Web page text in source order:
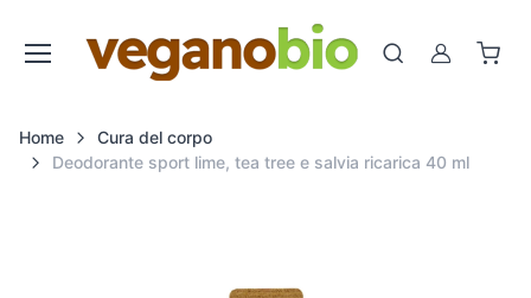
CercaAccount
Home
Cura del corpo
Deodorante sport lime, tea tree e salvia ricarica 40 ml